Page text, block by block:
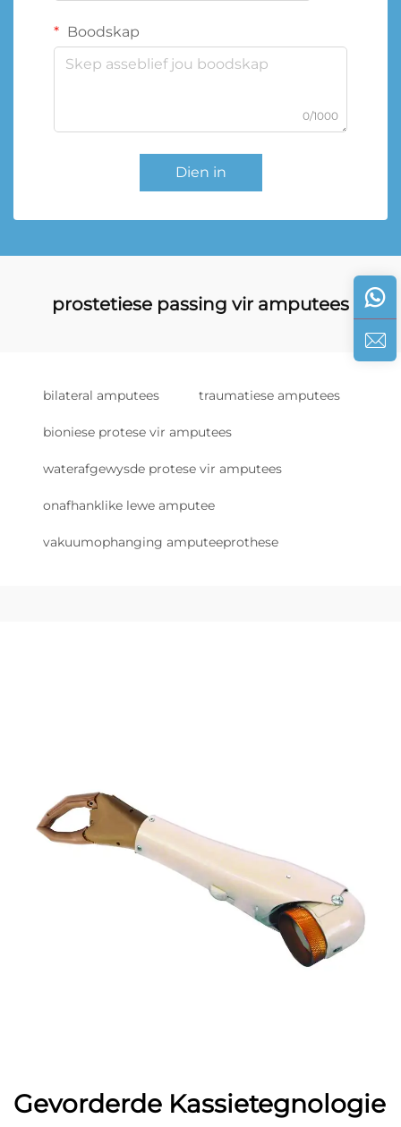
Boodskap
0/1000
Dien in
prostetiese passing vir amputees
bilateral amputees traumatiese amputees
bioniese protese vir amputees
waterafgewysde protese vir amputees
onafhanklike lewe amputee
vakuumophanging amputeeprothese
Gevorderde Kassietegnologie